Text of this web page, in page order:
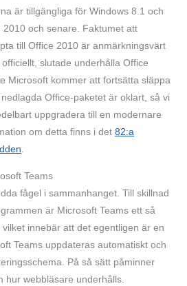
är tillgängliga för Windows 8.1 och
och senare. Faktumet att
till Office 2010 är anmärkningsvärt
slutade underhålla Office
Microsoft kommer att fortsätta släppa
Office-paketet är oklart, så vi
uppgradera till en modernare
om detta finns i det 82:a
Teams
fågel i sammanhanget. Till skillnad
är Microsoft Teams ett så
innebär att det egentligen är en
Teams uppdateras automatiskt och
På så sätt påminner
hur webbläsare underhålls.